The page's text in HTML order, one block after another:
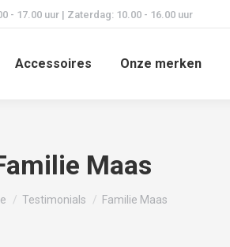
- 17.00 uur | Zaterdag: 10.00 - 16.00 uur
Accessoires Onze merken
Maas
hier:
Testimonials Familie Maas